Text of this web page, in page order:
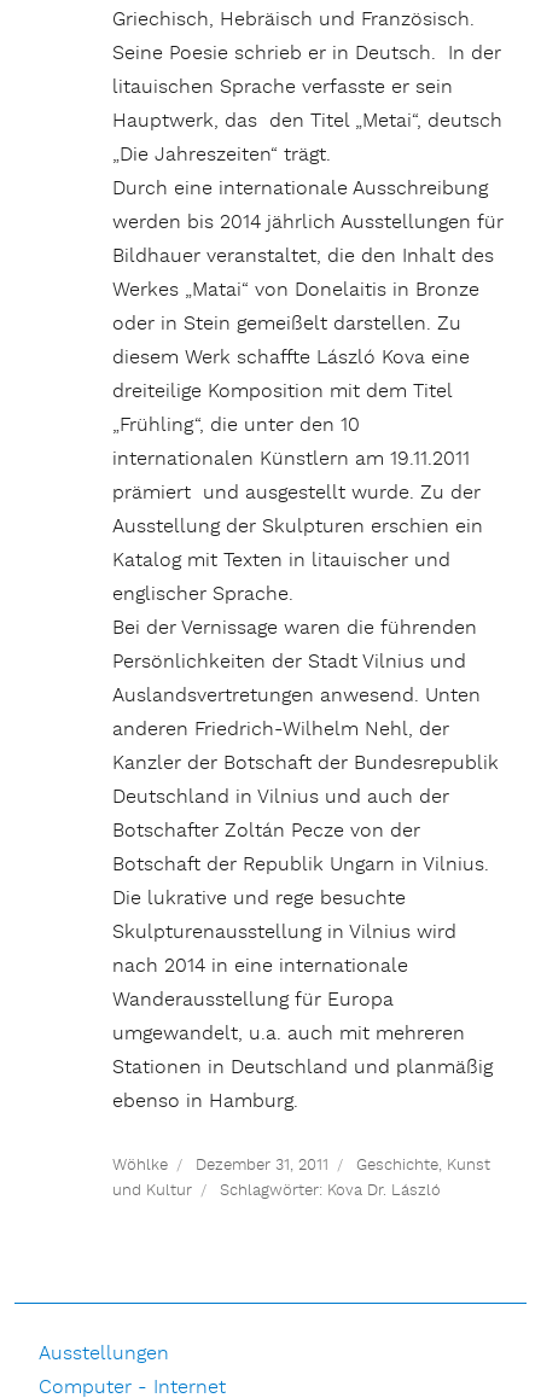
Griechisch, Hebräisch und Französisch.
Seine Poesie schrieb er in Deutsch. In der
litauischen Sprache verfasste er sein
Hauptwerk, das den Titel „Metai“, deutsch
„Die Jahreszeiten“ trägt.
Durch eine internationale Ausschreibung
werden bis 2014 jährlich Ausstellungen für
Bildhauer veranstaltet, die den Inhalt des
Werkes „Matai“ von Donelaitis in Bronze
oder in Stein gemeißelt darstellen. Zu
diesem Werk schaffte László Kova eine
dreiteilige Komposition mit dem Titel
„Frühling“, die unter den 10
internationalen Künstlern am 19.11.2011
prämiert und ausgestellt wurde. Zu der
Ausstellung der Skulpturen erschien ein
Katalog mit Texten in litauischer und
englischer Sprache.
Bei der Vernissage waren die führenden
Persönlichkeiten der Stadt Vilnius und
Auslandsvertretungen anwesend. Unten
anderen Friedrich-Wilhelm Nehl, der
Kanzler der Botschaft der Bundesrepublik
Deutschland in Vilnius und auch der
Botschafter Zoltán Pecze von der
Botschaft der Republik Ungarn in Vilnius.
Die lukrative und rege besuchte
Skulpturenausstellung in Vilnius wird
nach 2014 in eine internationale
Wanderausstellung für Europa
umgewandelt, u.a. auch mit mehreren
Stationen in Deutschland und planmäßig
ebenso in Hamburg.
Wöhlke Dezember 31, 2011 Geschichte, Kunst
und Kultur
Schlagwörter: Kova Dr. László
Ausstellungen
Computer - Internet